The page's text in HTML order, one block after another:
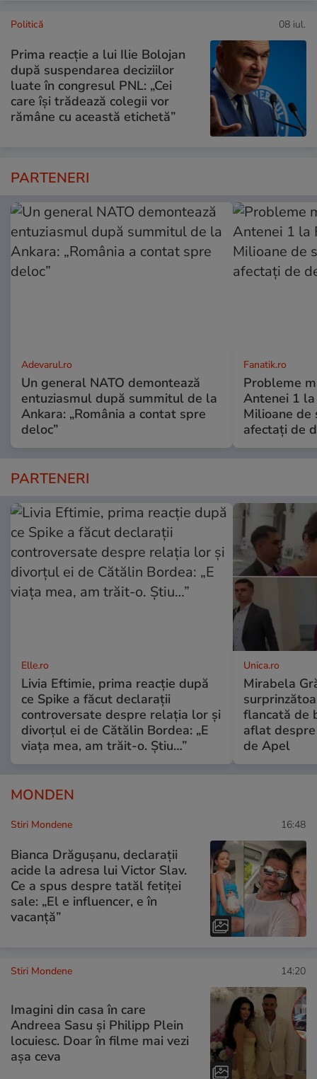
Politică 08 iul.
Prima reacție a lui Ilie Bolojan
după suspendarea deciziilor
luate în congresul PNL: „Cei
care își trădează colegii vor
rămâne cu această etichetă”
PARTENERI
Adevarul.ro
Un general NATO demontează
entuziasmul după summitul de la
Ankara: „România a contat spre
deloc”
Fanatik.ro
Probleme
Antenei 1 la
Milioane de
afectați de
PARTENERI
Elle.ro
Livia Eftimie, prima reacție după
ce Spike a făcut declarații
controversate despre relația lor și
divorțul ei de Cătălin Bordea: „E
viața mea, am trăit-o. Știu…”
Unica.ro
Mirabela
flancată de
aflat
de Apel
MONDEN
Stiri Mondene 16:48
Bianca Drăgușanu, declarații
acide la adresa lui Victor Slav.
Ce a spus despre tatăl fetiței
sale: „El e influencer, e în
vacanță”
Stiri Mondene 14:20
Imagini din casa în care
Andreea Sasu și Philipp Plein
locuiesc. Doar în filme mai vezi
așa ceva